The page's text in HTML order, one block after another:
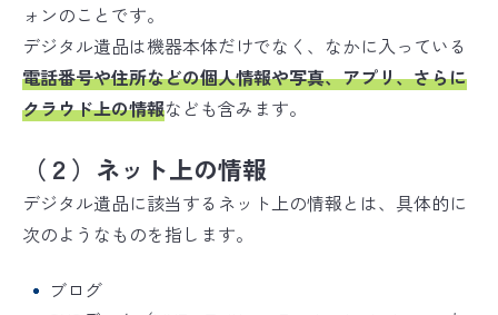
ォンのことです。
デジタル遺品は機器本体だけでなく、なかに入っている
電話番号や住所などの個人情報や写真、アプリ、さらに
クラウド上の情報なども含みます。
（２）ネット上の情報
デジタル遺品に該当するネット上の情報とは、具体的に
次のようなものを指します。
ブログ